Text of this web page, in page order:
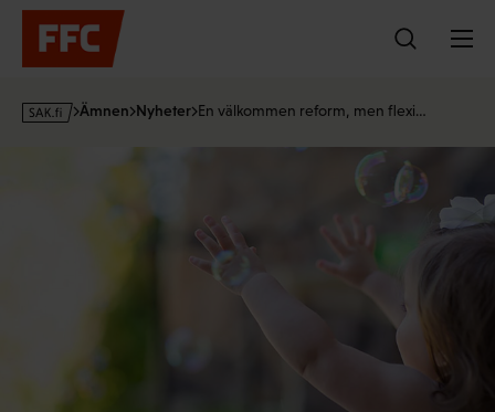
Hoppa
innehållet
s
Ämnen Nyheter En välkommen reform, men flexi…